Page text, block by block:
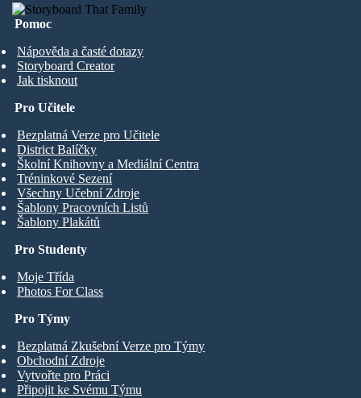
Pomoc
Nápověda a časté dotazy
Storyboard Creator
Jak tisknout
Pro Studenty
Moje Třída
Photos For Class
Pro Učitele
Bezplatná Verze pro Učitele
District Balíčky
Školní Knihovny a Mediální Centra
Tréninkové Sezení
Všechny Učební Zdroje
Šablony Pracovních Listů
Šablony Plakátů
Pro Týmy
Bezplatná Zkušební Verze pro Týmy
Obchodní Zdroje
Vytvořte pro Práci
Připojit ke Svému Týmu